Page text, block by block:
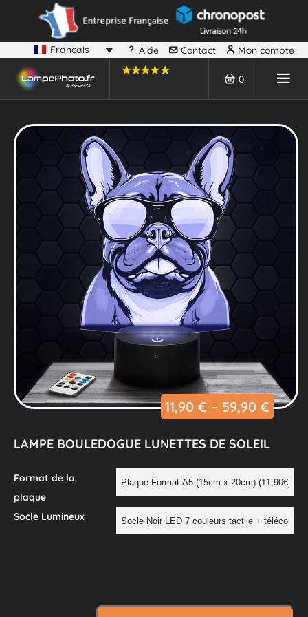
Français Aide Contact Mon compte
0
11,90 € – 59,90 €
LAMPE BOULEDOGUE LUNETTES DE SOLEIL
Format de la
plaque
Socle Lumineux